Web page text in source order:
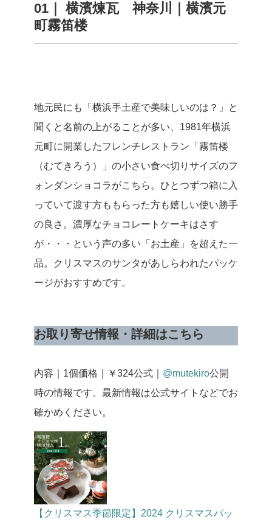
01｜ 横濱煉瓦 神奈川｜横濱元
町霧笛楼
地元民にも「横浜手土産で美味しいのは？」と
聞くと名前の上がることが多い、1981年横浜
元町に開業したフレンチレストラン「霧笛楼
（むてきろう）」の小さい食べ切りサイズのフ
ォンダンショコラがこちら。ひとつずつ箱に入
っていて渡す方ももらった方も嬉しい使い勝手
の良さ。濃厚なチョコレートケーキはさす
が・・・という声の多い「お土産」を超えた一
品。クリスマスのサンタがあしらわれたパッケ
ージがおすすめです。
お取り寄せ情報・詳細はこちら
内容｜1個価格｜￥324公式｜ @mutekiro公開
時の情報です。最新情報は公式サイトなどでお
確かめください。
【クリスマス季節限定】2024 クリスマスパッ